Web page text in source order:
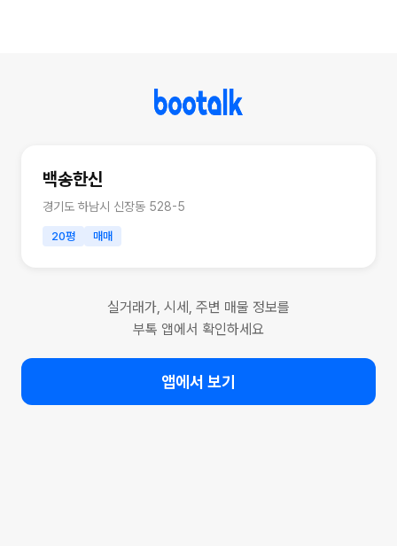
백송한신
경기도 하남시 신장동 528-5
20평 매매
실거래가, 시세, 주변 매물 정보를
부톡 앱에서 확인하세요
앱에서 보기